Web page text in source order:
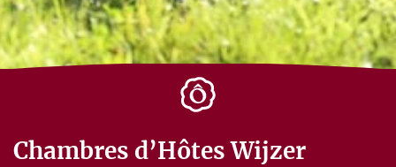
Chambres d’Hôtes Wijzer